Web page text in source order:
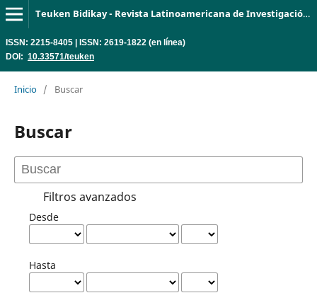
Teuken Bidikay - Revista Latinoamericana de Investigación en Organizaciones, Ambiente y Sociedad
ISSN: 2215-8405 | ISSN: 2619-1822 (en línea)
DOI: 10.33571/teuken
Inicio / Buscar
Buscar
Filtros avanzados
Desde
Hasta